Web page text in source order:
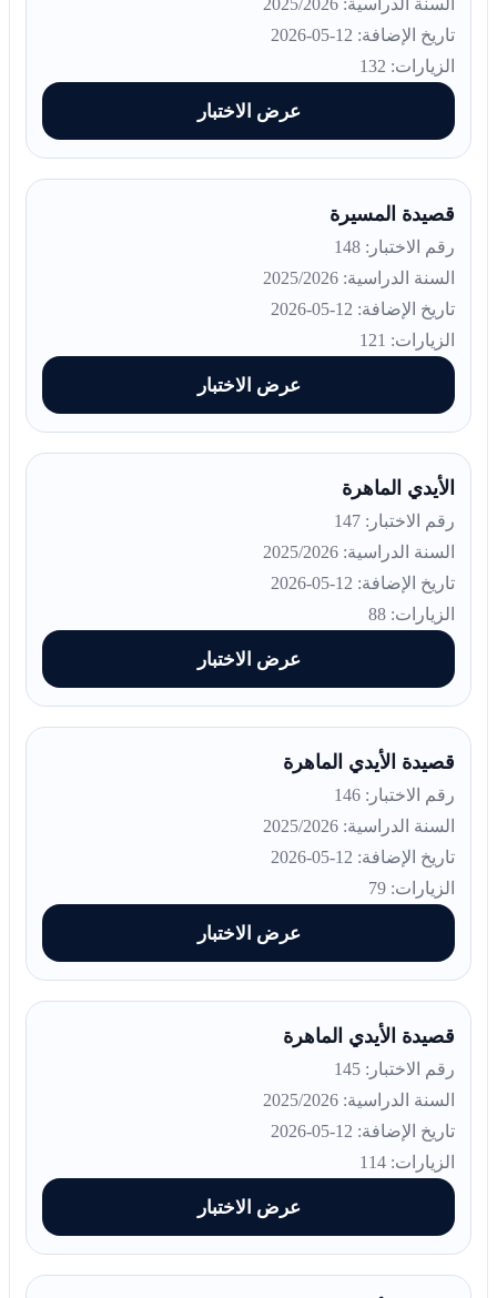
السنة الدراسية: 2025/2026
تاريخ الإضافة: 12-05-2026
الزيارات: 132
عرض الاختبار
قصيدة المسيرة
رقم الاختبار: 148
السنة الدراسية: 2025/2026
تاريخ الإضافة: 12-05-2026
الزيارات: 121
عرض الاختبار
الأيدي الماهرة
رقم الاختبار: 147
السنة الدراسية: 2025/2026
تاريخ الإضافة: 12-05-2026
الزيارات: 88
عرض الاختبار
قصيدة الأيدي الماهرة
رقم الاختبار: 146
السنة الدراسية: 2025/2026
تاريخ الإضافة: 12-05-2026
الزيارات: 79
عرض الاختبار
قصيدة الأيدي الماهرة
رقم الاختبار: 145
السنة الدراسية: 2025/2026
تاريخ الإضافة: 12-05-2026
الزيارات: 114
عرض الاختبار